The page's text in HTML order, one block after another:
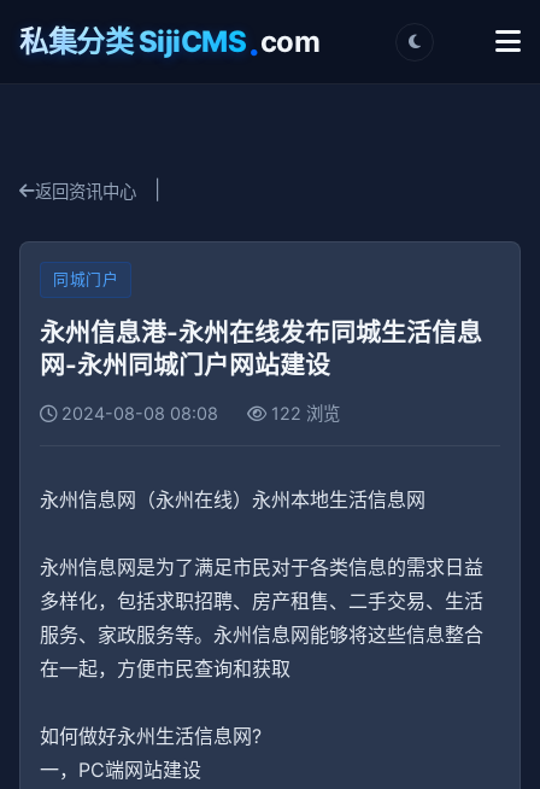
私集分类 SijiCMS.com
返回资讯中心
同城门户
永州信息港-永州在线发布同城生活信息
网-永州同城门户网站建设
2024-08-08 08:08 122 浏览
永州信息网（永州在线）永州本地生活信息网
永州信息网是为了满足市民对于各类信息的需求日益
多样化，包括求职招聘、房产租售、二手交易、生活
服务、家政服务等。永州信息网能够将这些信息整合
在一起，方便市民查询和获取
如何做好永州生活信息网?
一，PC端网站建设